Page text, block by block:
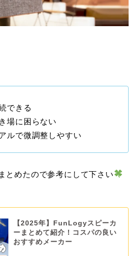
できる
場に困らない
ルで微調整しやすい
とめたので参考にして下さい
【2025年】FunLogyスピーカ
ーまとめて紹介！コスパの良い
おすすめメーカー